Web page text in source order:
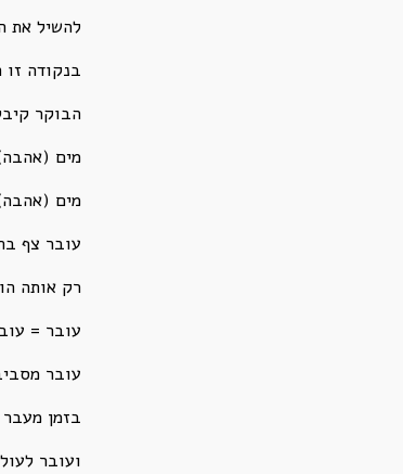
להשיל את
בנקודה
הבוקר
מים
מים (אהבה) מהווים כ 60
עובר צף
רק אותה
עובר =
עובר
בזמן
ועובר